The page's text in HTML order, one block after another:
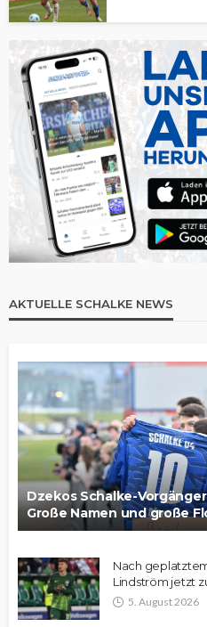
AKTUELLE SCHALKE NEWS
Dzekos Schalke-
Große Namen und große
Nach
Lindström jetzt
5. August 2026